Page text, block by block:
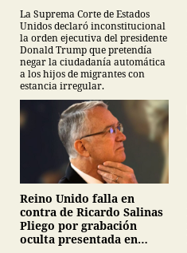
La Suprema Corte de Estados
Unidos declaró inconstitucional
la orden ejecutiva del presidente
Donald Trump que pretendía
negar la ciudadanía automática
a los hijos de migrantes con
estancia irregular.
Reino Unido falla en
contra de Ricardo Salinas
Pliego por grabación
oculta presentada en